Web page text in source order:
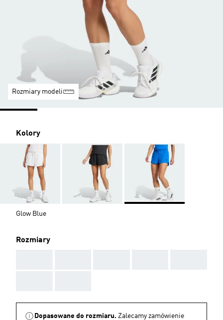
Rozmiary modeli
Kolory
Glow Blue
Rozmiary
Dopasowane do rozmiaru. Zalecamy zamówienie